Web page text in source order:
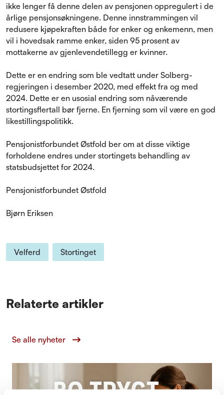
ikke lenger få denne delen av pensjonen oppregulert i de
årlige pensjonsøkningene. Denne innstrammingen vil
redusere kjøpekraften både for enker og enkemenn, men
vil i hovedsak ramme enker, siden 95 prosent av
mottakerne av gjenlevendetillegg er kvinner.
Dette er en endring som ble vedtatt under Solberg-
regjeringen i desember 2020, med effekt fra og med
2024. Dette er en usosial endring som nåværende
stortingsflertall bør fjerne. En fjerning som vil være en god
likestillingspolitikk.
Pensjonistforbundet Østfold ber om at disse viktige
forholdene endres under stortingets behandling av
statsbudsjettet for 2024.
Pensjonistforbundet Østfold
Bjørn Eriksen
Velferd Stortinget
Relaterte artikler
Se alle nyheter